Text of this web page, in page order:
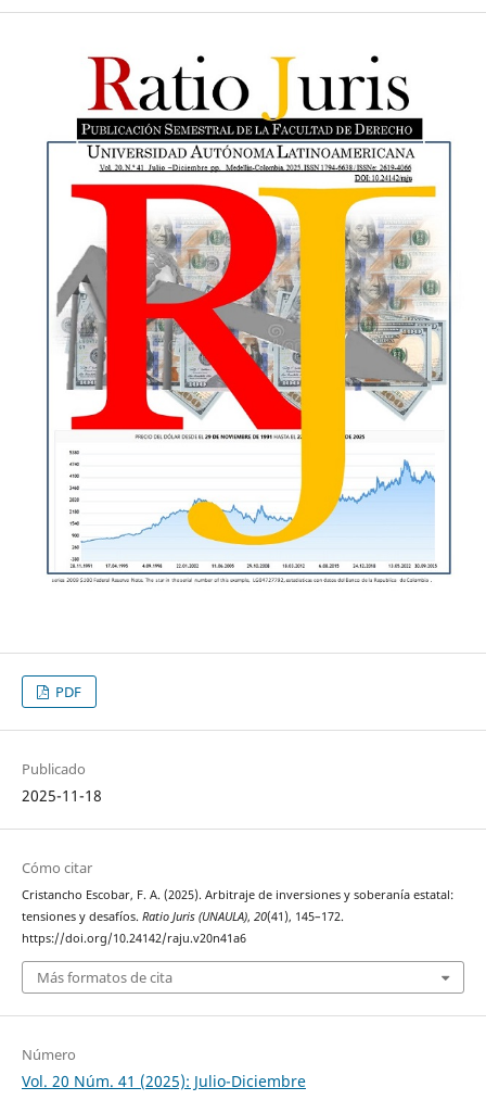
PDF
Publicado
2025-11-18
Cómo citar
Cristancho Escobar, F. A. (2025). Arbitraje de inversiones y soberanía estatal:
tensiones y desafíos. Ratio Juris (UNAULA), 20(41), 145–172.
https://doi.org/10.24142/raju.v20n41a6
Más formatos de cita
Número
Vol. 20 Núm. 41 (2025): Julio-Diciembre